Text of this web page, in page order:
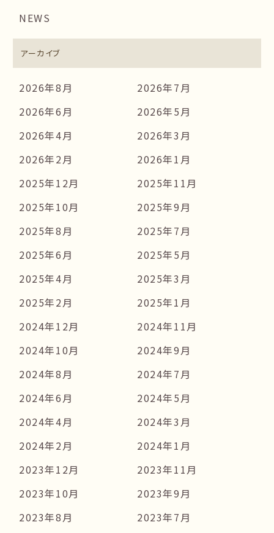
NEWS
アーカイブ
2026年8月
2026年7月
2026年6月
2026年5月
2026年4月
2026年3月
2026年2月
2026年1月
2025年12月
2025年11月
2025年10月
2025年9月
2025年8月
2025年7月
2025年6月
2025年5月
2025年4月
2025年3月
2025年2月
2025年1月
2024年12月
2024年11月
2024年10月
2024年9月
2024年8月
2024年7月
2024年6月
2024年5月
2024年4月
2024年3月
2024年2月
2024年1月
2023年12月
2023年11月
2023年10月
2023年9月
2023年8月
2023年7月